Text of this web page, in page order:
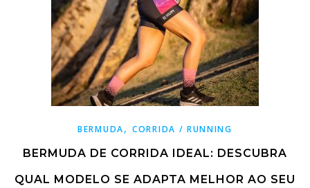
BERMUDA, CORRIDA / RUNNING
BERMUDA DE CORRIDA IDEAL: DESCUBRA
QUAL MODELO SE ADAPTA MELHOR AO SEU